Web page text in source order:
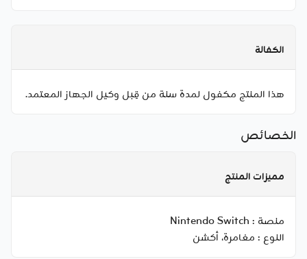
الكفالة
هذا المنتج مكفول لمدة سنة من قِبل وكيل الجهاز المعتمد.
الخصائص
مميزات المنتج
منصة : Nintendo Switch
النوع : مغامرة، أكشن